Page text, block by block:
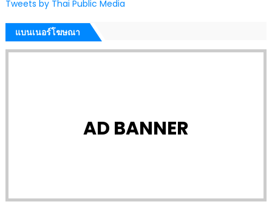
Tweets by Thai Public Media
แบนเนอร์โฆษณา
AD BANNER